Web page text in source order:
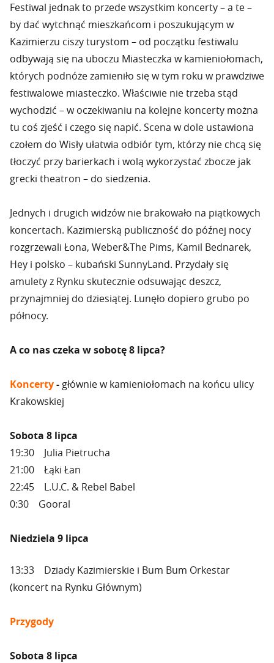
Festiwal jednak to przede wszystkim koncerty – a te –
by dać wytchnąć mieszkańcom i poszukującym w
Kazimierzu ciszy turystom – od początku festiwalu
odbywają się na uboczu Miasteczka w kamieniołomach,
których podnóże zamieniło się w tym roku w prawdziwe
festiwalowe miasteczko. Właściwie nie trzeba stąd
wychodzić – w oczekiwaniu na kolejne koncerty można
tu coś zjeść i czego się napić. Scena w dole ustawiona
czołem do Wisły ułatwia odbiór tym, którzy nie chcą się
tłoczyć przy barierkach i wolą wykorzystać zbocze jak
grecki theatron – do siedzenia.
Jednych i drugich widzów nie brakowało na piątkowych
koncertach. Kazimierską publiczność do późnej nocy
rozgrzewali Łona, Weber&The Pims, Kamil Bednarek,
Hey i polsko – kubański SunnyLand. Przydały się
amulety z Rynku skutecznie odsuwając deszcz,
przynajmniej do dziesiątej. Lunęło dopiero grubo po
północy.
A co nas czeka w sobotę 8 lipca?
Koncerty- głównie w kamieniołomach na końcu ulicy
Krakowskiej
Sobota 8 lipca
19:30 Julia Pietrucha
21:00 Łąki Łan
22:45 L.U.C. & Rebel Babel
0:30 Gooral
Niedziela 9 lipca
13:33 Dziady Kazimierskie i Bum Bum Orkestar
(koncert na Rynku Głównym)
Przygody
Sobota 8 lipca